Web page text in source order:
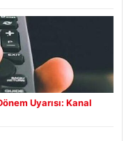
Uyarısı: Kanal